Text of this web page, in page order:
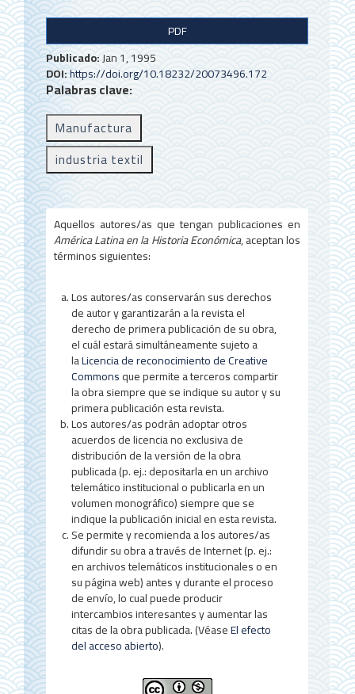
B
a
r
r
a
l
a
t
e
r
a
l
d
e
l
a
r
t
í
c
u
l
o
PDF
Publicado:Jan 1, 1995
DOI:https://doi.org/10.18232/20073496.172
Palabras clave:
Manufactura
industria textil
Aquellos autores/as que tengan publicaciones en
América Latina en la Historia Económica, aceptan los
términos siguientes:
Los autores/as conservarán sus derechos
de autor y garantizarán a la revista el
derecho de primera publicación de su obra,
el cuál estará simultáneamente sujeto a
laLicencia de reconocimiento de Creative
Commonsque permite a terceros compartir
la obra siempre que se indique su autor y su
primera publicación esta revista.
Los autores/as podrán adoptar otros
acuerdos de licencia no exclusiva de
distribución de la versión de la obra
publicada (p. ej.: depositarla en un archivo
telemático institucional o publicarla en un
volumen monográfico) siempre que se
indique la publicación inicial en esta revista.
Se permite y recomienda a los autores/as
difundir su obra a través de Internet (p. ej.:
en archivos telemáticos institucionales o en
su página web) antes y durante el proceso
de envío, lo cual puede producir
intercambios interesantes y aumentar las
citas de la obra publicada. (VéaseEl efecto
del acceso abierto).